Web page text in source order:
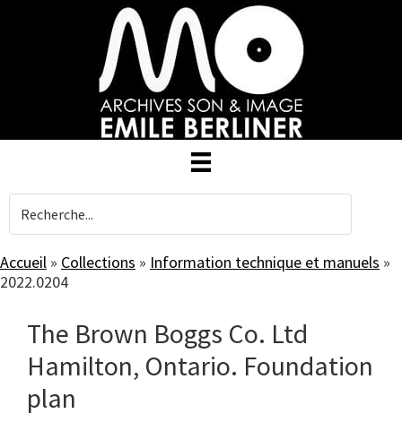
Accueil » Collections » Information technique et manuels »
2022.0204
The Brown Boggs Co. Ltd
Hamilton, Ontario. Foundation
plan